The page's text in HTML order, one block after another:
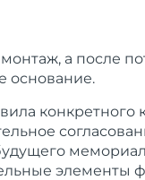
а после
основание.
элементы